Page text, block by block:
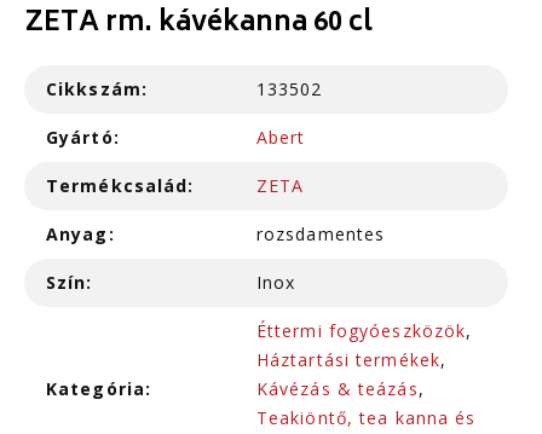
ZETA rm. kávékanna 60 cl
Cikkszám: 133502
Gyártó: Abert
Termékcsalád: ZETA
Anyag: rozsdamentes
Szín: Inox
Kategória:
Éttermi fogyóeszközök,
Háztartási termékek,
Kávézás & teázás,
Teakiöntő, tea kanna és